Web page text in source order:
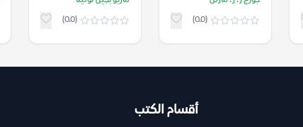
(0.0)
(0.0)
أقسام الكتب